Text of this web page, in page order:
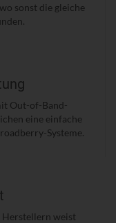
sonst die gleiche
Out-of-Band-
eine einfache
Systeme.
Herstellern weist